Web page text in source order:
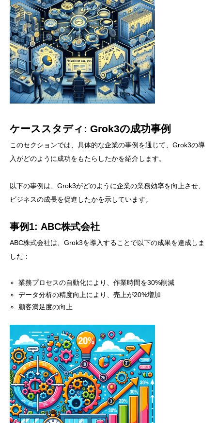
ケーススタディ: Grok3の成功事例
このセクションでは、具体的な企業の事例を通じて、Grok3の導
入がどのように成功をもたらしたかを紹介します。
以下の事例は、Grok3がどのように企業の業務効率を向上させ、
ビジネスの成長を促進したかを示しています。
事例1: ABC株式会社
ABC株式会社は、Grok3を導入することで以下の成果を達成しま
した：
業務プロセスの自動化により、作業時間を30%削減
データ分析の精度向上により、売上が20%増加
顧客満足度の向上